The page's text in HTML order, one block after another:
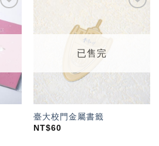
「願
望輕
望輕
已售完
臺大校門金屬書籤
NT$60